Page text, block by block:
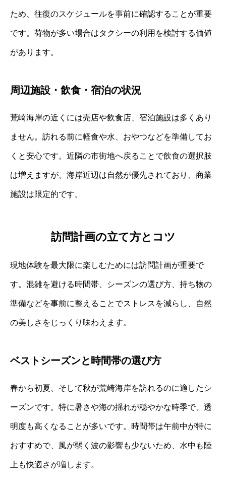
ため、往復のスケジュールを事前に確認することが重要
です。荷物が多い場合はタクシーの利用を検討する価値
があります。
周辺施設・飲食・宿泊の状況
荒崎海岸の近くには売店や飲食店、宿泊施設は多くあり
ません。訪れる前に軽食や水、おやつなどを準備してお
くと安心です。近隣の市街地へ戻ることで飲食の選択肢
は増えますが、海岸近辺は自然が優先されており、商業
施設は限定的です。
訪問計画の立て方とコツ
現地体験を最大限に楽しむためには訪問計画が重要で
す。混雑を避ける時間帯、シーズンの選び方、持ち物の
準備などを事前に整えることでストレスを減らし、自然
の美しさをじっくり味わえます。
ベストシーズンと時間帯の選び方
春から初夏、そして秋が荒崎海岸を訪れるのに適したシ
ーズンです。特に暑さや海の揺れが穏やかな時季で、透
明度も高くなることが多いです。時間帯は午前中が特に
おすすめで、風が弱く波の影響も少ないため、水中も陸
上も快適さが増します。